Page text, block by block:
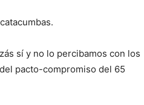
sí y no lo percibamos con los
pacto-compromiso del 65